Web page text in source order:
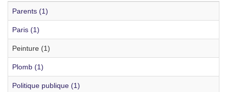
Parents (1)
Paris (1)
Peinture (1)
Plomb (1)
Politique publique (1)